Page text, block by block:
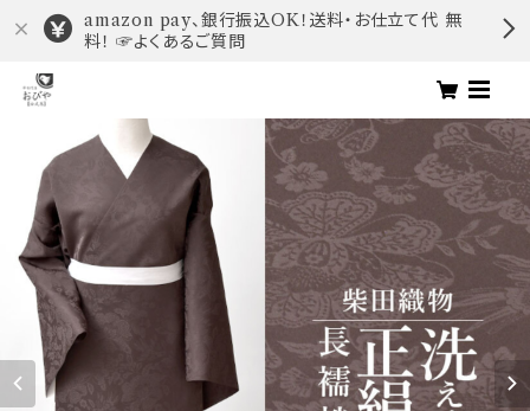
amazon pay、銀行振込OK！送料・お仕立て代 無
料！ ☞よくあるご質問